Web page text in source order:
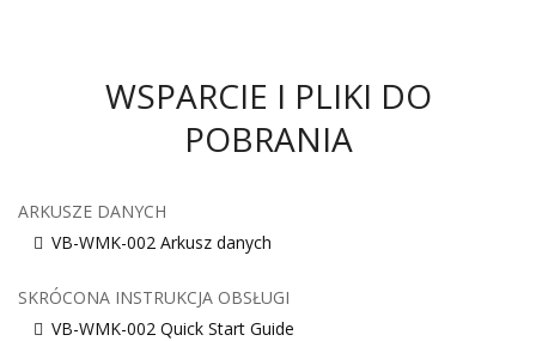
WSPARCIE I PLIKI DO
POBRANIA
ARKUSZE DANYCH
VB-WMK-002 Arkusz danych
SKRÓCONA INSTRUKCJA OBSŁUGI
VB-WMK-002 Quick Start Guide